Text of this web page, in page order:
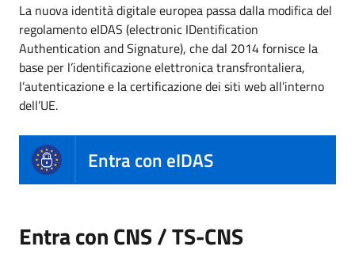
La nuova identità digitale europea passa dalla modifica del
regolamento eIDAS (electronic IDentification
Authentication and Signature), che dal 2014 fornisce la
base per l’identificazione elettronica transfrontaliera,
l’autenticazione e la certificazione dei siti web all’interno
dell’UE.
Entra con eIDAS
Entra con CNS / TS-CNS